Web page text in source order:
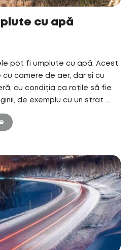
cu apă
pot fi umplute cu apă. Acest
camere de aer, dar și cu
cu condiția ca roțile să fie
de exemplu cu un strat ...